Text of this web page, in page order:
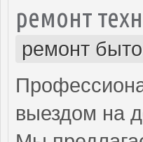
ремонт
ремонт
выездом на